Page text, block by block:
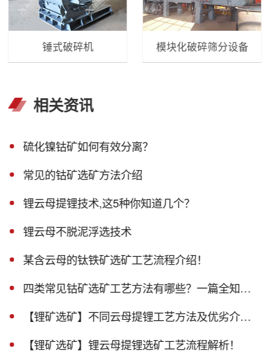
锤式破碎机 模块化破碎筛分设备
相关资讯
硫化镍钴矿如何有效分离？
常见的钴矿选矿方法介绍
锂云母提锂技术,这5种你知道几个？
锂云母不脱泥浮选技术
某含云母的钛铁矿选矿工艺流程介绍！
四类常见钴矿选矿工艺方法有哪些？一篇全知晓！
【锂矿选矿】不同云母提锂工艺方法及优劣介绍！
【锂矿选矿】锂云母提锂选矿工艺流程解析！